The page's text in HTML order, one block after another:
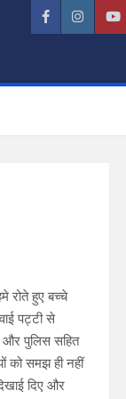
रोते हुए बच्चे
पट्टी से
और पुलिस सहित
को समझ ही नहीं
दिए और